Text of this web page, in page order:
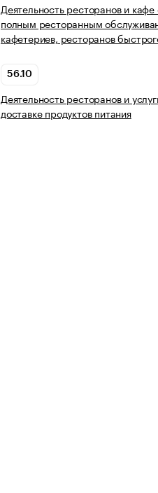
Деятельность ресторанов и кафе
полным ресторанным
кафетериев, ресторанов
56.10
Деятельность ресторанов и
доставке продуктов питания